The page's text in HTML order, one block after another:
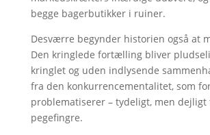
begge bagerbutikker i ruiner.
Desværre begynder historien også at
Den kringlede fortælling bliver
kringlet og uden indlysende
fra den konkurrencementalitet, som
problematiserer – tydeligt, men dejligt
pegefingre.